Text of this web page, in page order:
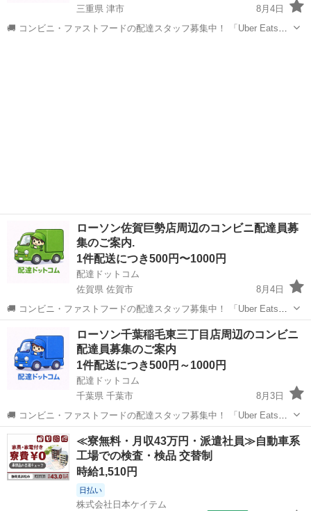
三重県 津市
8月4日
🚚 コンビニ・ファストフードの配達スタッフ募集中！ 「Uber Eats」
ローソン佐賀巨勢店周辺のコンビニ配達員募
集のご案内.
1件配送につき500円〜1000円
配達ドットコム
佐賀県 佐賀市
8月4日
🚚 コンビニ・ファストフードの配達スタッフ募集中！ 「Uber Eats」
や「出前館」のように、配達専用アプリを使ってお仕事するスタイル
です。 オファー内容を見てから、受けるかどうかを自由に選べます！
✅ 業務内容...
ローソン
ローソン千葉稲毛東三丁目店周辺のコンビニ
配達員募集のご案内
1件配送につき500円～1000円
配達ドットコム
千葉県 千葉市
8月3日
🚚 コンビニ・ファストフードの配達スタッフ募集中！ 「Uber Eats」
や「出前館」のように、配達専用アプリを使ってお仕事するスタイル
です。 オファー内容を見てから、受けるかどうかを自由に選べます！
✅ 業務内容...
千葉 千葉市 配送 ローソン
≪寮無料・月収43万円・派遣社員≫自動車系
工場での検査・検品 交替制
時給1,510円
日払い
株式会社日本ケイテム